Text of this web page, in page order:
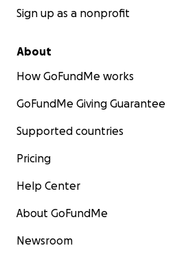
Sign up as a nonprofit
About
How GoFundMe works
GoFundMe Giving Guarantee
Supported countries
Pricing
Help Center
About GoFundMe
Newsroom